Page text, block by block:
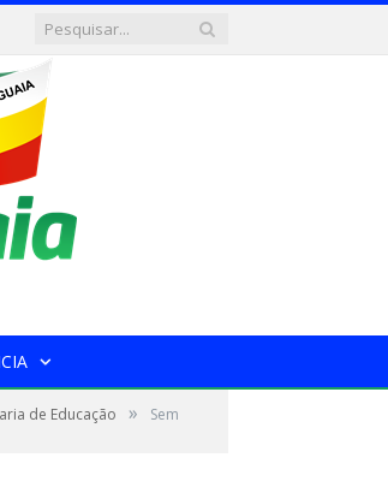
de Educação » Sem